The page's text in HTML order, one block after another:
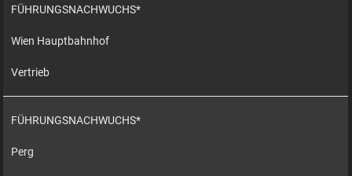
FÜHRUNGSNACHWUCHS*
Wien Hauptbahnhof
Vertrieb
FÜHRUNGSNACHWUCHS*
Perg